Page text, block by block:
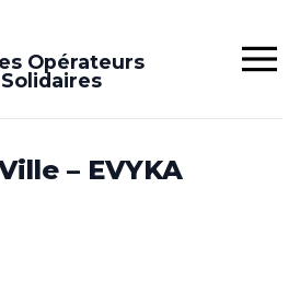
Opérateurs
– EVYKA